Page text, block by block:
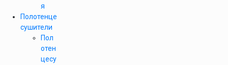
я
Полотенце
сушители
Пол
отен
цесу